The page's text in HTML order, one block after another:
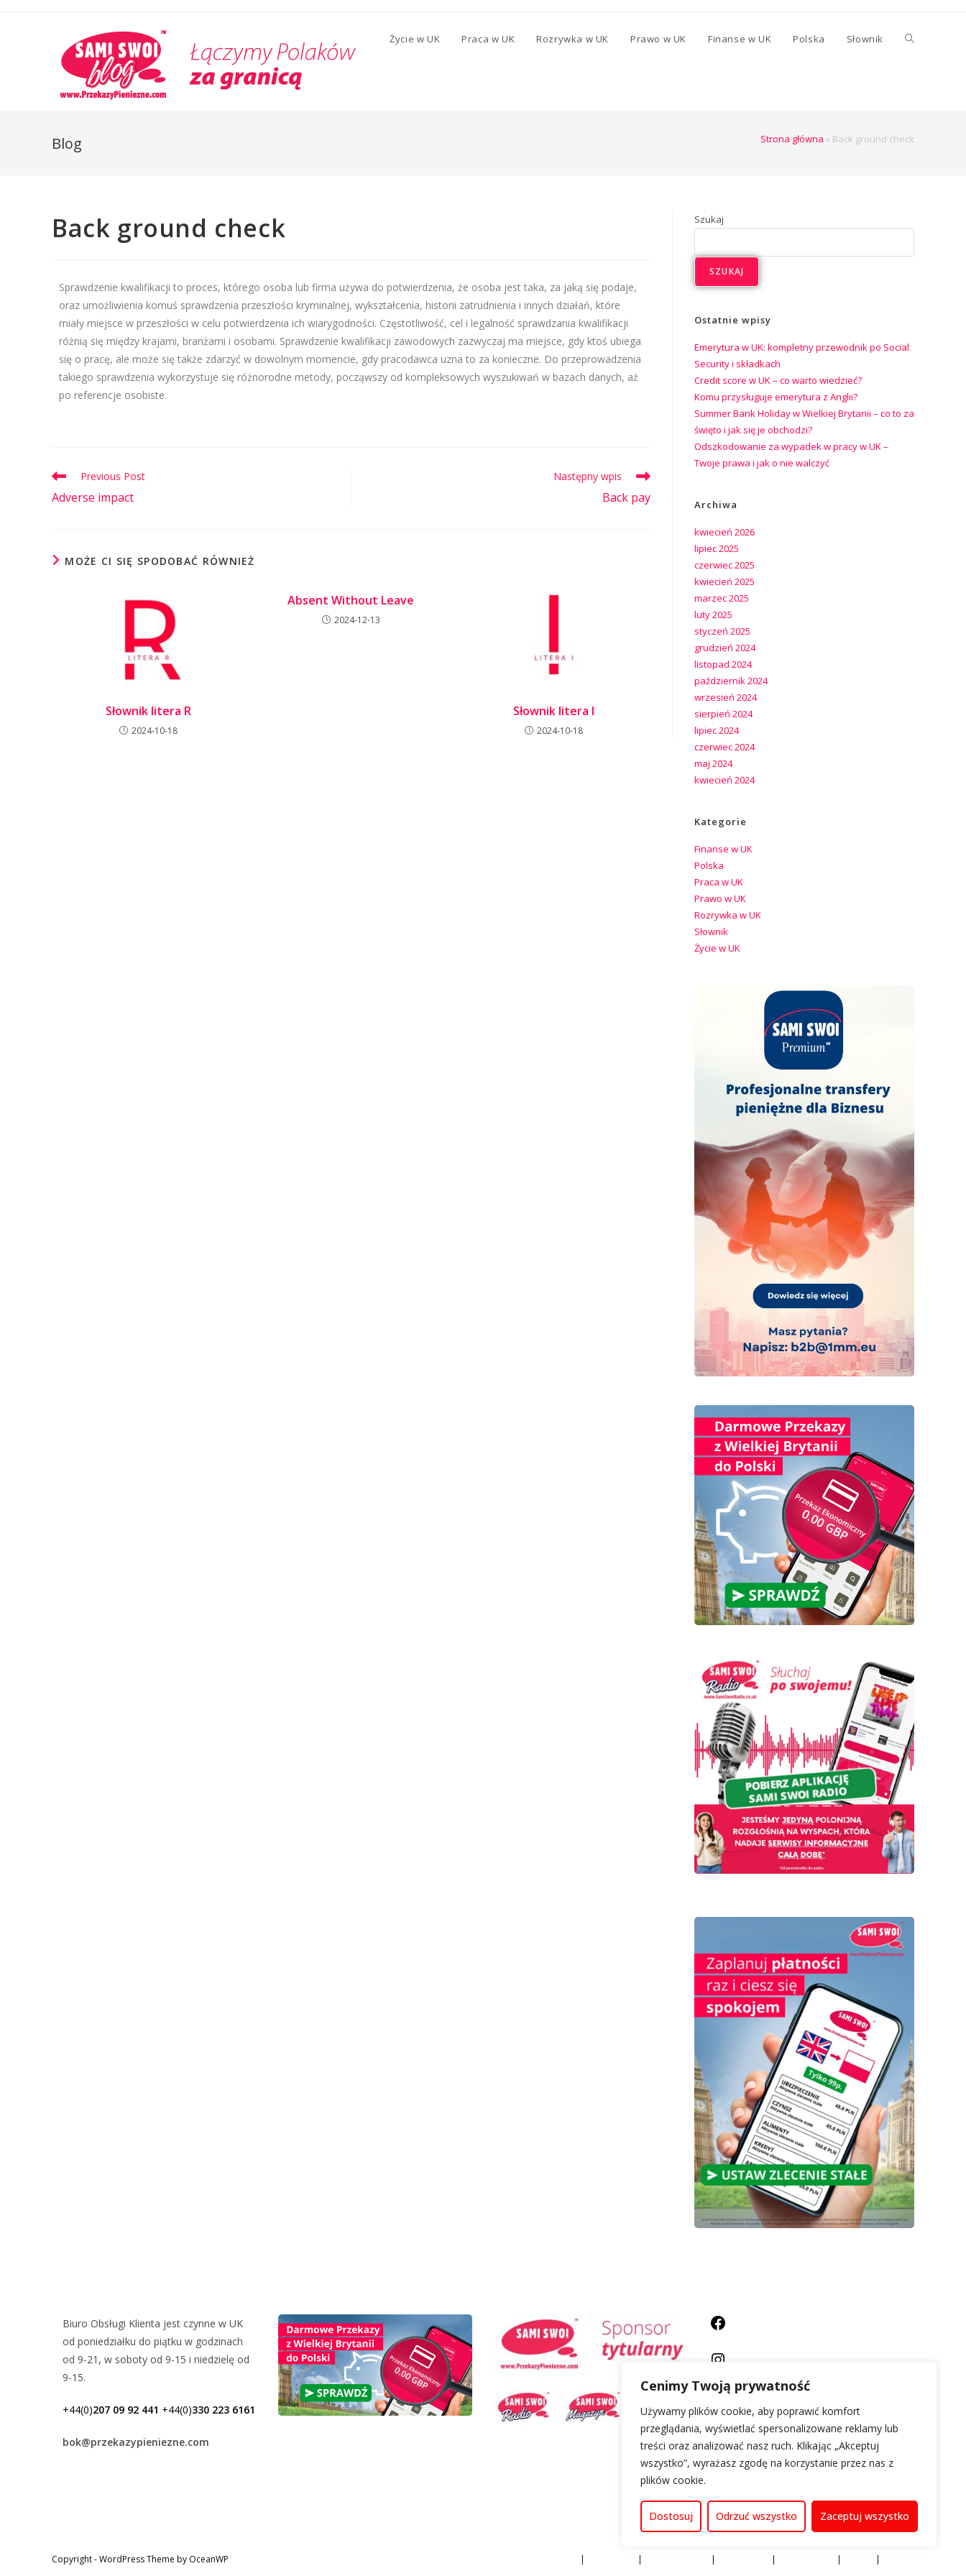
Cenimy Twoją prywatność
Używamy plików cookie, aby poprawić komfort
przeglądania, wyświetlać spersonalizowane reklamy lub
treści oraz analizować nasz ruch. Klikając „Akceptuj
wszystko”, wyrażasz zgodę na korzystanie przez nas z
plików cookie.
Dostosuj Odrzuć wszystko Zaceptuj wszystko
Życie w UK Praca w UK Rozrywka w UK Prawo w UK Finanse w UK Polska Słownik
Blog Strona główna » Back ground check
Back ground check
Sprawdzenie kwalifikacji to proces, którego osoba lub firma używa do potwierdzenia, że osoba jest taka, za jaką się podaje,
oraz umożliwienia komuś sprawdzenia przeszłości kryminalnej, wykształcenia, historii zatrudnienia i innych działań, które
miały miejsce w przeszłości w celu potwierdzenia ich wiarygodności. Częstotliwość, cel i legalność sprawdzania kwalifikacji
różnią się między krajami, branżami i osobami. Sprawdzenie kwalifikacji zawodowych zazwyczaj ma miejsce, gdy ktoś ubiega
się o pracę, ale może się także zdarzyć w dowolnym momencie, gdy pracodawca uzna to za konieczne. Do przeprowadzenia
takiego sprawdzenia wykorzystuje się różnorodne metody, począwszy od kompleksowych wyszukiwań w bazach danych, aż
po referencje osobiste.
Previous Post
Adverse impact
Następny wpis
Back pay
MOŻE CI SIĘ SPODOBAĆ RÓWNIEŻ
Słownik litera R
2024-10-18
Absent Without Leave
2024-12-13
Słownik litera I
2024-10-18
Szukaj
SZUKAJ
Ostatnie wpisy
Emerytura w UK: kompletny przewodnik po Social
Security i składkach
Credit score w UK – co warto wiedzieć?
Komu przysługuje emerytura z Anglii?
Summer Bank Holiday w Wielkiej Brytanii – co to za
święto i jak się je obchodzi?
Odszkodowanie za wypadek w pracy w UK –
Twoje prawa i jak o nie walczyć
Archiwa
kwiecień 2026
lipiec 2025
czerwiec 2025
kwiecień 2025
marzec 2025
luty 2025
styczeń 2025
grudzień 2024
listopad 2024
październik 2024
wrzesień 2024
sierpień 2024
lipiec 2024
czerwiec 2024
maj 2024
kwiecień 2024
Kategorie
Finanse w UK
Polska
Praca w UK
Prawo w UK
Rozrywka w UK
Słownik
Życie w UK
Biuro Obsługi Klienta jest czynne w UK
od poniedziałku do piątku w godzinach
od 9-21, w soboty od 9-15 i niedzielę od
9-15.
+44(0)207 09 92 441 +44(0)330 223 6161
bok@przekazypieniezne.com
Copyright - WordPress Theme by OceanWP